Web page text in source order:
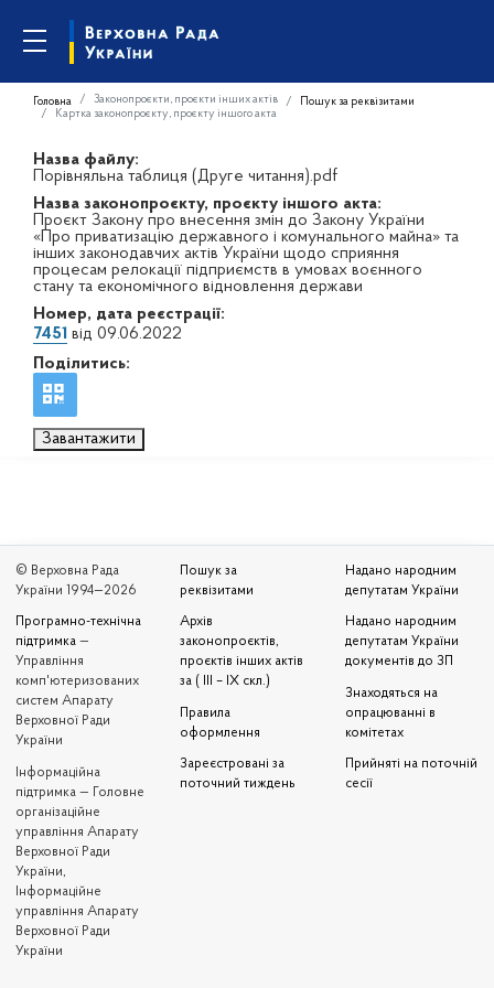
Головна Законопроєкти, проєкти інших актів
Пошук за реквізитами
Картка законопроєкту, проєкту іншого акта
Назва файлу:
Порівняльна таблиця (Друге читання).pdf
Назва законопроєкту, проєкту іншого акта:
Проєкт Закону про внесення змін до Закону України
«Про приватизацію державного і комунального майна» та
інших законодавчих актів України щодо сприяння
процесам релокації підприємств в умовах воєнного
стану та економічного відновлення держави
Номер, дата реєстрації:
7451 від 09.06.2022
Поділитись:
Завантажити
© Верховна Рада
України 1994—2026
Програмно-технічна
підтримка —
Управління
комп'ютеризованих
систем Апарату
Верховної Ради
України
Iнформаційна
підтримка — Головне
організаційне
управління Апарату
Верховної Ради
України,
Інформаційне
управління Апарату
Верховної Ради
України
Пошук за
реквізитами
Архів
законопроєктів,
проєктів інших актів
за ( III – IX скл.)
Правила
оформлення
Зареєстровані за
поточний тиждень
Надано народним
депутатам України
Надано народним
депутатам України
документів до ЗП
Знаходяться на
опрацюванні в
комітетах
Прийняті на поточній
сесії